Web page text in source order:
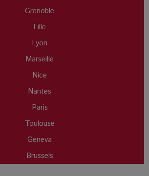
Grenoble
Lille
Lyon
Marseille
Nice
Nantes
Paris
Toulouse
Geneva
Brussels